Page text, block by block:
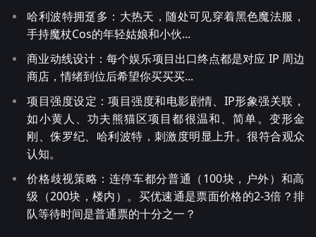
哈利波特拥趸多：大热天，随处可见穿着黑色魔法服，
手持魔杖Cos的年轻姑娘和小伙...
商业动线设计：每个娱乐项目出口终点都是对应 IP 周边
商店，情绪到位后希望你买买买...
项目强度设定：项目强度和电影剧情、IP形象强关联，
如小黄人、功夫熊猫区项目都很温和、简单。变形金
刚、侏罗纪、哈利波特，刺激度明显上升。很符合观众
认知。
价格歧视策略：连停车都分普通（100块，户外）和高
级（200块，楼内）。买优速通是票面价格的2-3倍？排
队等待时间是普通票的十分之一？